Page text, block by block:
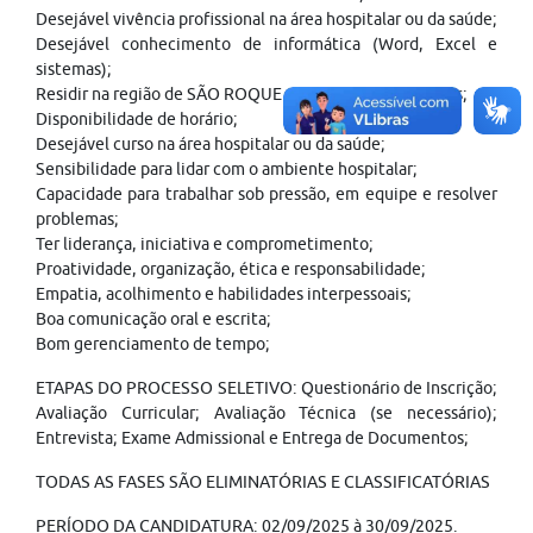
Desejável vivência profissional na área hospitalar ou da saúde;
Desejável conhecimento de informática (Word, Excel e
sistemas);
Residir na região de SÃO ROQUE ou municípios próximos;
Disponibilidade de horário;
Desejável curso na área hospitalar ou da saúde;
Sensibilidade para lidar com o ambiente hospitalar;
Capacidade para trabalhar sob pressão, em equipe e resolver
problemas;
Ter liderança, iniciativa e comprometimento;
Proatividade, organização, ética e responsabilidade;
Empatia, acolhimento e habilidades interpessoais;
Boa comunicação oral e escrita;
Bom gerenciamento de tempo;
ETAPAS DO PROCESSO SELETIVO: Questionário de Inscrição;
Avaliação Curricular; Avaliação Técnica (se necessário);
Entrevista; Exame Admissional e Entrega de Documentos;
TODAS AS FASES SÃO ELIMINATÓRIAS E CLASSIFICATÓRIAS
PERÍODO DA CANDIDATURA: 02/09/2025 à 30/09/2025.